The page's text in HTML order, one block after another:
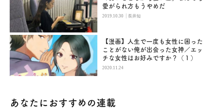
愛がられ方もうやめだ
2019.10.30 |長井短
【漫画】人生で一度も女性に困った
ことがない俺が出会った女神／エッ
チな女性はお好みですか？（１）
2020.11.24
あなたにおすすめの連載